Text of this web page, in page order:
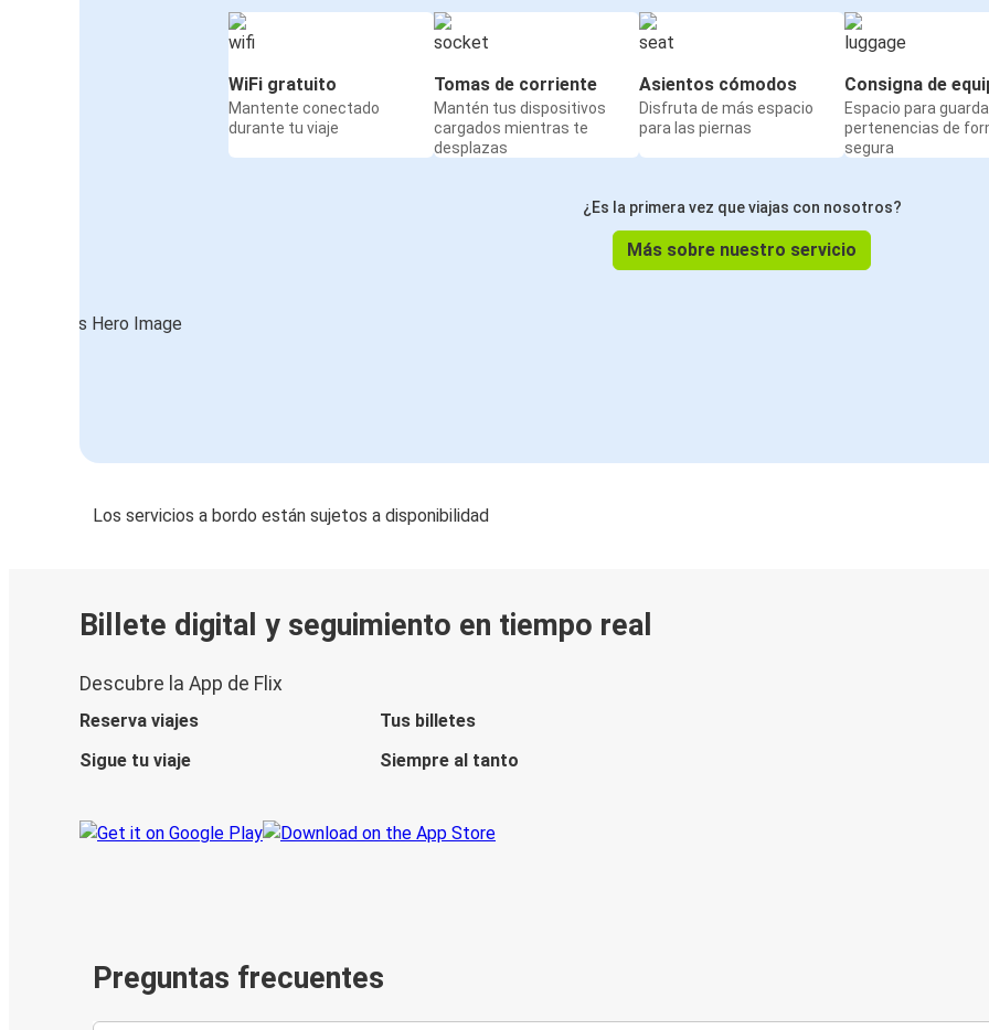
WiFi gratuito
Mantente conectado
durante tu viaje
Tomas de corriente
Mantén tus dispositivos
cargados mientras te
desplazas
Asientos cómodos
Disfruta de más espacio
para las piernas
Consigna de
Espacio para
pertenencias de
segura
¿Es la primera vez que viajas con nosotros?
Más sobre nuestro servicio
Los servicios a bordo están sujetos a disponibilidad
Billete digital y seguimiento en tiempo real
Descubre la App de Flix
Reserva viajes
Tus billetes
Sigue tu viaje
Siempre al tanto
Preguntas frecuentes